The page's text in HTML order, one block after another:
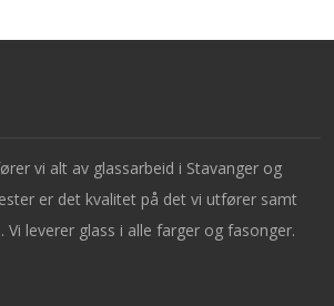
vi alt av glassarbeid i Stavanger og
er det kvalitet på det vi utfører samt
Vi leverer glass i alle farger og fasonger.